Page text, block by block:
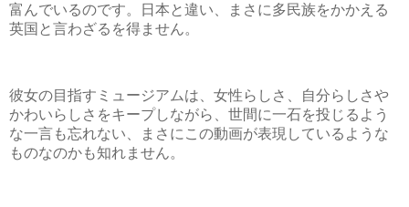
富んでいるのです。日本と違い、まさに多民族をかかえる
英国と言わざるを得ません。
彼女の目指すミュージアムは、女性らしさ、自分らしさや
かわいらしさをキープしながら、世間に一石を投じるよう
な一言も忘れない、まさにこの動画が表現しているような
ものなのかも知れません。